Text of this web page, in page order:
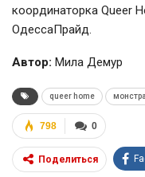
координаторка Queer
ОдессаПрайд.
Автор: Мила Демур
queer home
0
798
Поделиться